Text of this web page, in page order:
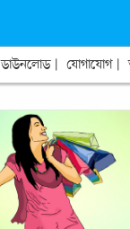
ডাউনলোড যোগাযোগ